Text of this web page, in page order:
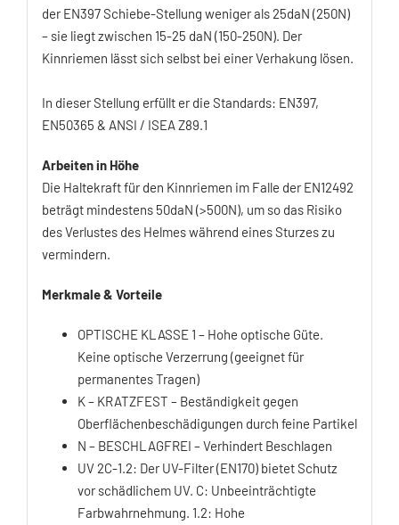
der EN397 Schiebe-Stellung weniger als 25daN (250N)
– sie liegt zwischen 15-25 daN (150-250N). Der
Kinnriemen lässt sich selbst bei einer Verhakung lösen.
In dieser Stellung erfüllt er die Standards: EN397,
EN50365 & ANSI / ISEA Z89.1
Arbeiten in Höhe
Die Haltekraft für den Kinnriemen im Falle der EN12492
beträgt mindestens 50daN (>500N), um so das Risiko
des Verlustes des Helmes während eines Sturzes zu
vermindern.
Merkmale & Vorteile
OPTISCHE KLASSE 1 – Hohe optische Güte.
Keine optische Verzerrung (geeignet für
permanentes Tragen)
K – KRATZFEST – Beständigkeit gegen
Oberflächenbeschädigungen durch feine Partikel
N – BESCHLAGFREI – Verhindert Beschlagen
UV 2C-1.2: Der UV-Filter (EN170) bietet Schutz
vor schädlichem UV. C: Unbeeinträchtigte
Farbwahrnehmung. 1.2: Hohe